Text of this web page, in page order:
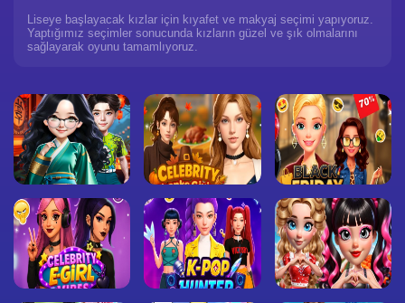
Liseye başlayacak kızlar için kıyafet ve makyaj seçimi yapıyoruz.
Yaptığımız seçimler sonucunda kızların güzel ve şık olmalarını
sağlayarak oyunu tamamlıyoruz.